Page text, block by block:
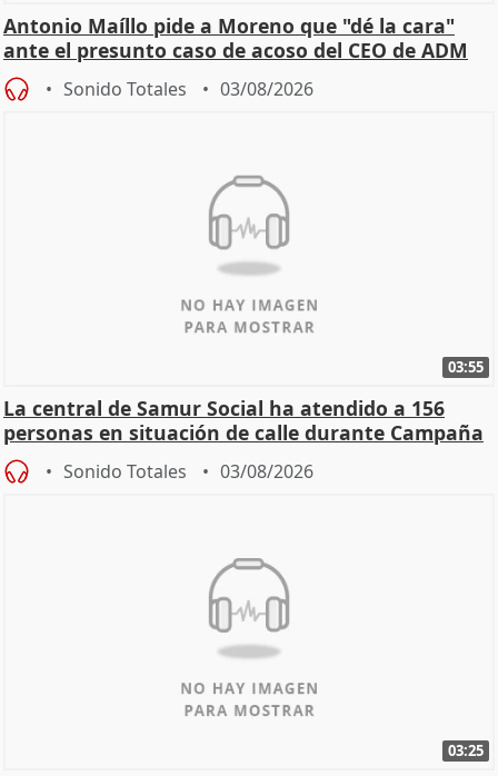
Antonio Maíllo pide a Moreno que "dé la cara"
ante el presunto caso de acoso del CEO de ADM
Sonido Totales 03/08/2026
03:55
La central de Samur Social ha atendido a 156
personas en situación de calle durante Campaña
de Calor
Sonido Totales 03/08/2026
03:25